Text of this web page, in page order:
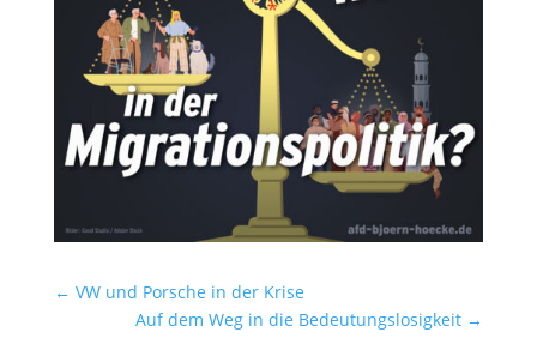
← VW und Porsche in der Krise
Auf dem Weg in die Bedeutungslosigkeit →